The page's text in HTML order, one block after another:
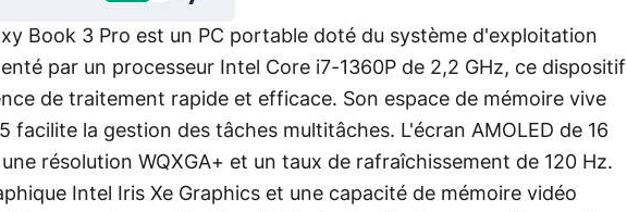
Book 3 Pro est un PC portable doté du système d'exploitation
par un processeur Intel Core i7-1360P de 2,2 GHz, ce dispositif
de traitement rapide et efficace. Son espace de mémoire vive
facilite la gestion des tâches multitâches. L'écran AMOLED de 16
résolution WQXGA+ et un taux de rafraîchissement de 120 Hz.
Intel Iris Xe Graphics et une capacité de mémoire vidéo